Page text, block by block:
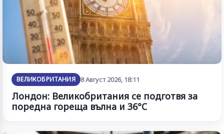
ВЕЛИКОБРИТАНИЯ 8 Август 2026, 18:11
Лондон: Великобритания се подготвя за
поредна гореща вълна и 36°C